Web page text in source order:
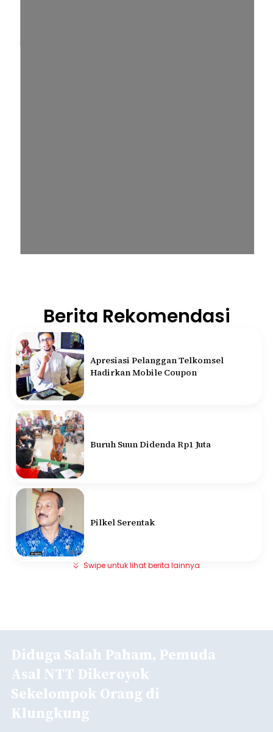
Berita Rekomendasi
Apresiasi Pelanggan Telkomsel
Hadirkan Mobile Coupon
Buruh Suun Didenda Rp1 Juta
Pilkel Serentak
Swipe untuk lihat berita lainnya
Diduga Salah Paham, Pemuda
Asal NTT Dikeroyok
Sekelompok Orang di
Klungkung